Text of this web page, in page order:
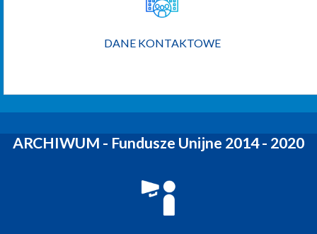
DANE KONTAKTOWE
ARCHIWUM - Fundusze Unijne 2014 - 2020